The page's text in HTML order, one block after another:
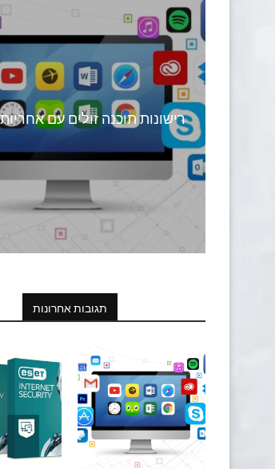
רישונות תוכנה זולים עם
תגובות אחרונות